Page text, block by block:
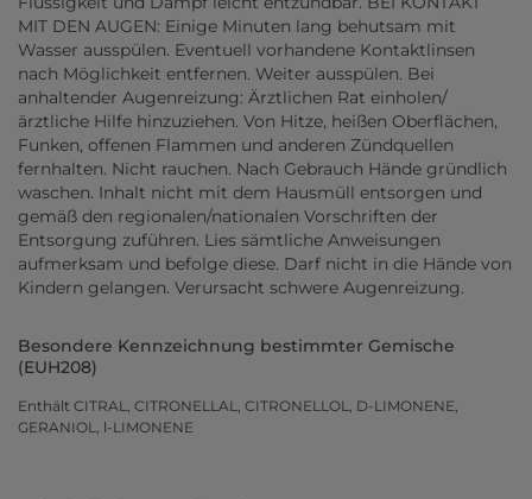
MIT DEN AUGEN: Einige Minuten lang behutsam mit
Wasser ausspülen. Eventuell vorhandene Kontaktlinsen
nach Möglichkeit entfernen. Weiter ausspülen. Bei
anhaltender Augenreizung: Ärztlichen Rat einholen/
ärztliche Hilfe hinzuziehen. Von Hitze, heißen Oberflächen,
Funken, offenen Flammen und anderen Zündquellen
fernhalten. Nicht rauchen. Nach Gebrauch Hände gründlich
waschen. Inhalt nicht mit dem Hausmüll entsorgen und
gemäß den regionalen/nationalen Vorschriften der
Entsorgung zuführen. Lies sämtliche Anweisungen
aufmerksam und befolge diese. Darf nicht in die Hände von
Kindern gelangen. Verursacht schwere Augenreizung.
Besondere Kennzeichnung bestimmter Gemische
(EUH208)
Enthält CITRAL, CITRONELLAL, CITRONELLOL, D-LIMONENE,
GERANIOL, l-LIMONENE